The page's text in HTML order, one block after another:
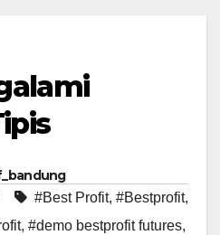
#Best Profit, #Bestprofit,
, #demo bestprofit futures,